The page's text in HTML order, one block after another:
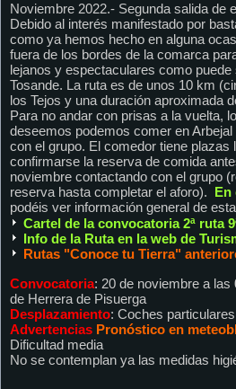
Noviembre 2022.- Segunda salida de
Debido al interés manifestado por
como ya hemos hecho en alguna
fuera de los bordes de la comarca
lejanos y espectaculares como
Tosande. La ruta es de unos 10 km
los Tejos y una duración aproximada
Para no andar con prisas a la vuelta,
deseemos podemos comer en
con el grupo. El comedor tiene plazas
confirmarse la reserva de comida
noviembre contactando con el grupo
reserva hasta completar el aforo). En
podéis ver información general de
Cartel de la convocatoria 2ª ruta
Info de la Ruta en la web de
Rutas "Conoce tu Tierra"
Convocatoria: 20 de noviembre a las
de Herrera de Pisuerga
Desplazamiento: Coches particulares
Advertencias Pronóstico en
Dificultad media
No se contemplan ya las medidas